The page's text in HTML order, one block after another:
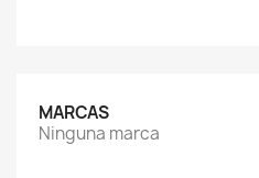
MARCAS
Ninguna marca